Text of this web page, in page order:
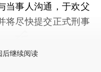
当事人沟通，于欢父
将尽快提交正式刑事
后继续阅读